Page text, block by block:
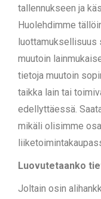
tallennukseen ja
Huolehdimme
luottamuksellisuus
muutoin
tietoja muutoin
taikka lain tai
edellyttäessä.
mikäli olisimme
Luovutetaanko
Joltain osin